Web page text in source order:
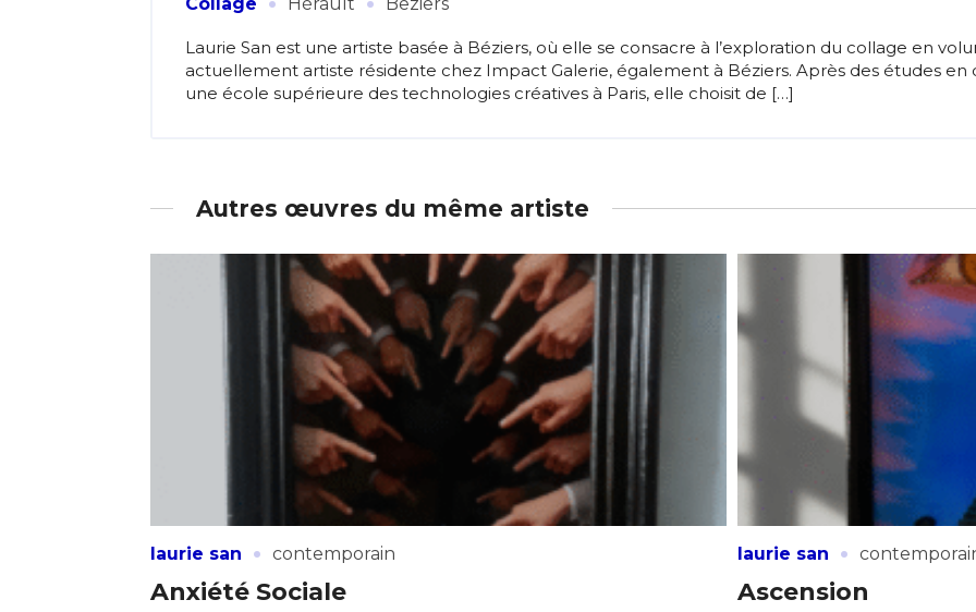
Laurie San est une artiste basée à Béziers, où elle se consacre à l’exploration du collage en
actuellement artiste résidente chez Impact Galerie, également à Béziers. Après des études en
une école supérieure des technologies créatives à Paris, elle choisit de […]
Autres œuvres du même artiste
laurie san · contemporain
Anxiété Sociale
laurie san ·
Ascension